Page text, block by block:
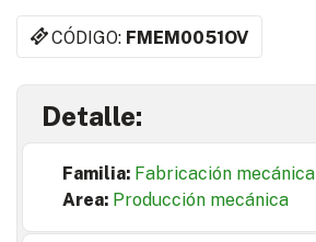
CÓDIGO: FMEM0051OV
Detalle:
Familia: Fabricación mecánica
Area: Producción mecánica